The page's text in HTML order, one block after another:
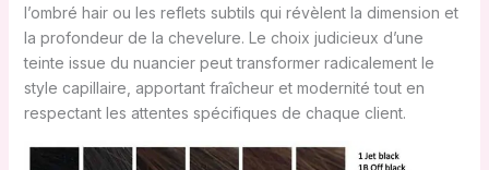
l’ombré hair ou les reflets subtils qui révèlent la dimension et
la profondeur de la chevelure. Le choix judicieux d’une
teinte issue du nuancier peut transformer radicalement le
style capillaire, apportant fraîcheur et modernité tout en
respectant les attentes spécifiques de chaque client.